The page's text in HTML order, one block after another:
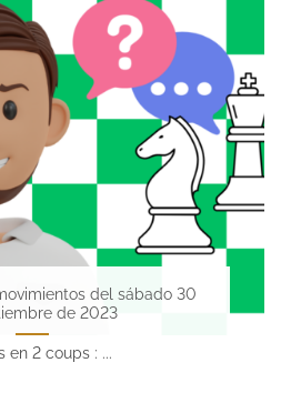
del sábado 30
de 2023
en 2 coups : ...